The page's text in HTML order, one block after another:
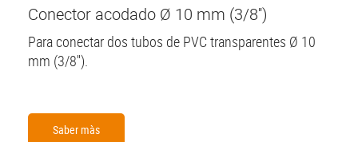
Conector acodado Ø 10 mm (3/8'')
Para conectar dos tubos de PVC transparentes Ø 10
mm (3/8'').
Saber màs